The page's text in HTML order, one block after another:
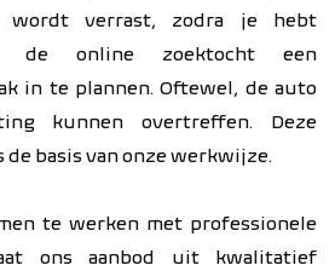
wordt verrast, zodra je hebt
de online zoektocht een
in te plannen. Oftewel, de auto
kunnen overtreffen. Deze
basis van onze werkwijze.
te werken met professionele
ons aanbod uit kwalitatief